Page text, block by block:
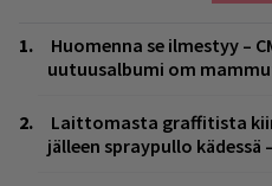
Huomenna se ilmestyy –
uutuusalbumi om
Laittomasta graffitista
jälleen spraypullo